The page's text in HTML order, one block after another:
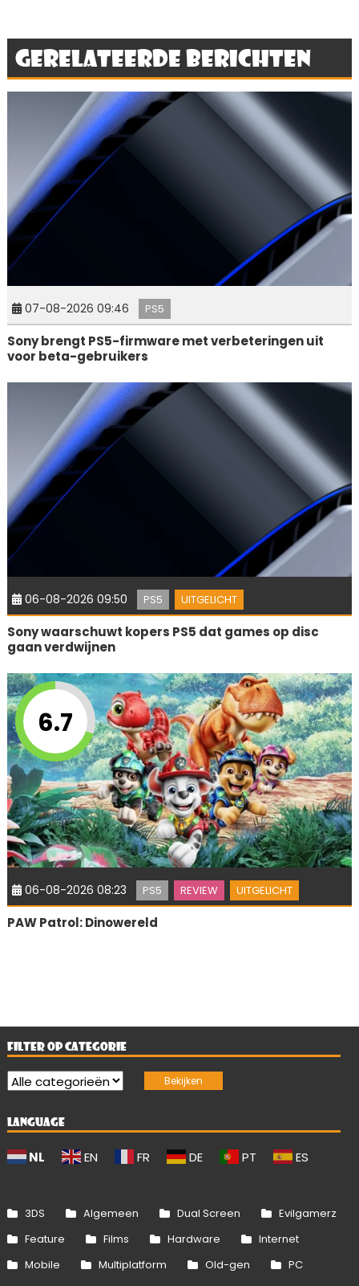
Gerelateerde berichten
07-08-2026 09:46 PS5
Sony brengt PS5-firmware met verbeteringen uit
voor beta-gebruikers
06-08-2026 09:50 PS5 UITGELICHT
Sony waarschuwt kopers PS5 dat games op disc
gaan verdwijnen
6.7
06-08-2026 08:23 PS5 REVIEW UITGELICHT
PAW Patrol: Dinowereld
FILTER OP CATEGORIE
LANGUAGE
NL EN FR DE PT ES
3DS Algemeen Dual Screen
Evilgamerz
Feature
Films Hardware
Internet
Mobile
Multiplatform Old-gen
PC